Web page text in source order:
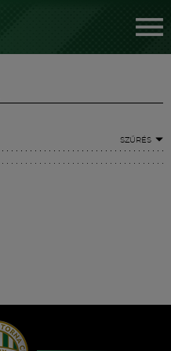
SZŰRÉS